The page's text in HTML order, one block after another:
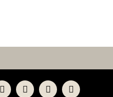
eksik bilgiler bulunuyor.